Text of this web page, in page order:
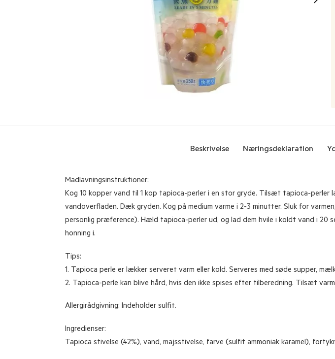
Beskrivelse Næringsdeklaration
Madlavningsinstruktioner:
Kog 10 kopper vand til 1 kop tapioca-perler i en stor gryde. Tilsæt tapioca-
vandoverfladen. Dæk gryden. Kog på medium varme i 2-3 minutter. Sluk for
personlig præference). Hæld tapioca-perler ud, og lad dem hvile i koldt vand i 20
honning i.
Tips:
1. Tapioca perle er lækker serveret varm eller kold. Serveres med søde supper,
2. Tapioca-perle kan blive hård, hvis den ikke spises efter tilberedning. Tilsæt
Allergirådgivning: Indeholder sulfit.
Ingredienser:
Tapioca stivelse (42%), vand, majsstivelse, farve (sulfit ammoniak karamel),